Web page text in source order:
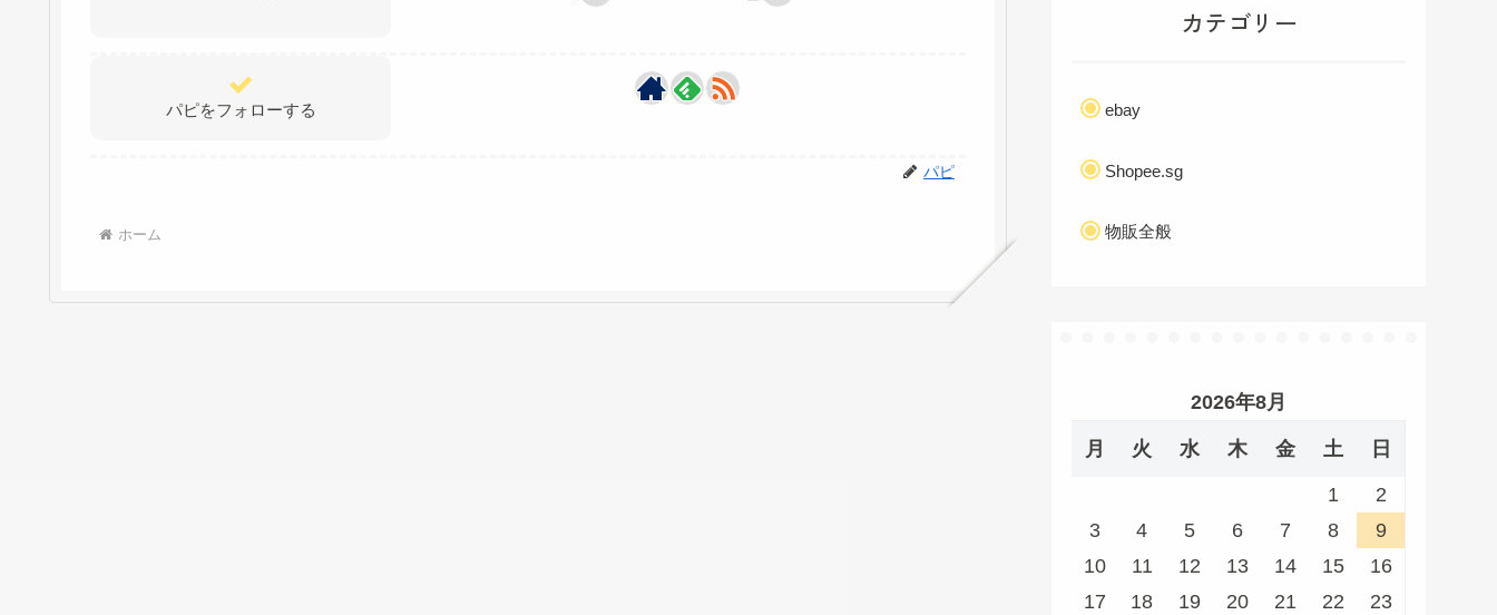
パピをフォローする
パピ
ホーム
カテゴリー
ebay
Shopee.sg
物販全般
2026年8月
月 火 水 木 金 土 日
1
2
3
4 5 6 7 8
9
10
11 12 13 14 15
16
17
18 19 20 21 22
23